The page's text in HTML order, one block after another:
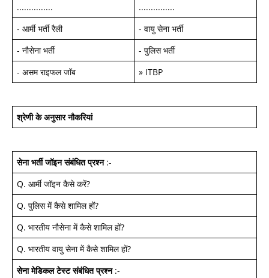
...............
...............
- आर्मी भर्ती रैली - वायु सेना भर्ती
- नौसेना भर्ती - पुलिस भर्ती
- असम राइफल जॉब » ITBP
श्रेणी के अनुसार नौकरियां
सेना भर्ती जॉइन संबंधित प्रश्न:-
Q. आर्मी जॉइन कैसे करें?
Q. पुलिस में कैसे शामिल हों?
Q. भारतीय नौसेना में कैसे शामिल हों?
Q. भारतीय वायु सेना में कैसे शामिल हों?
सेना मेडिकल टेस्ट संबंधित प्रश्न:-